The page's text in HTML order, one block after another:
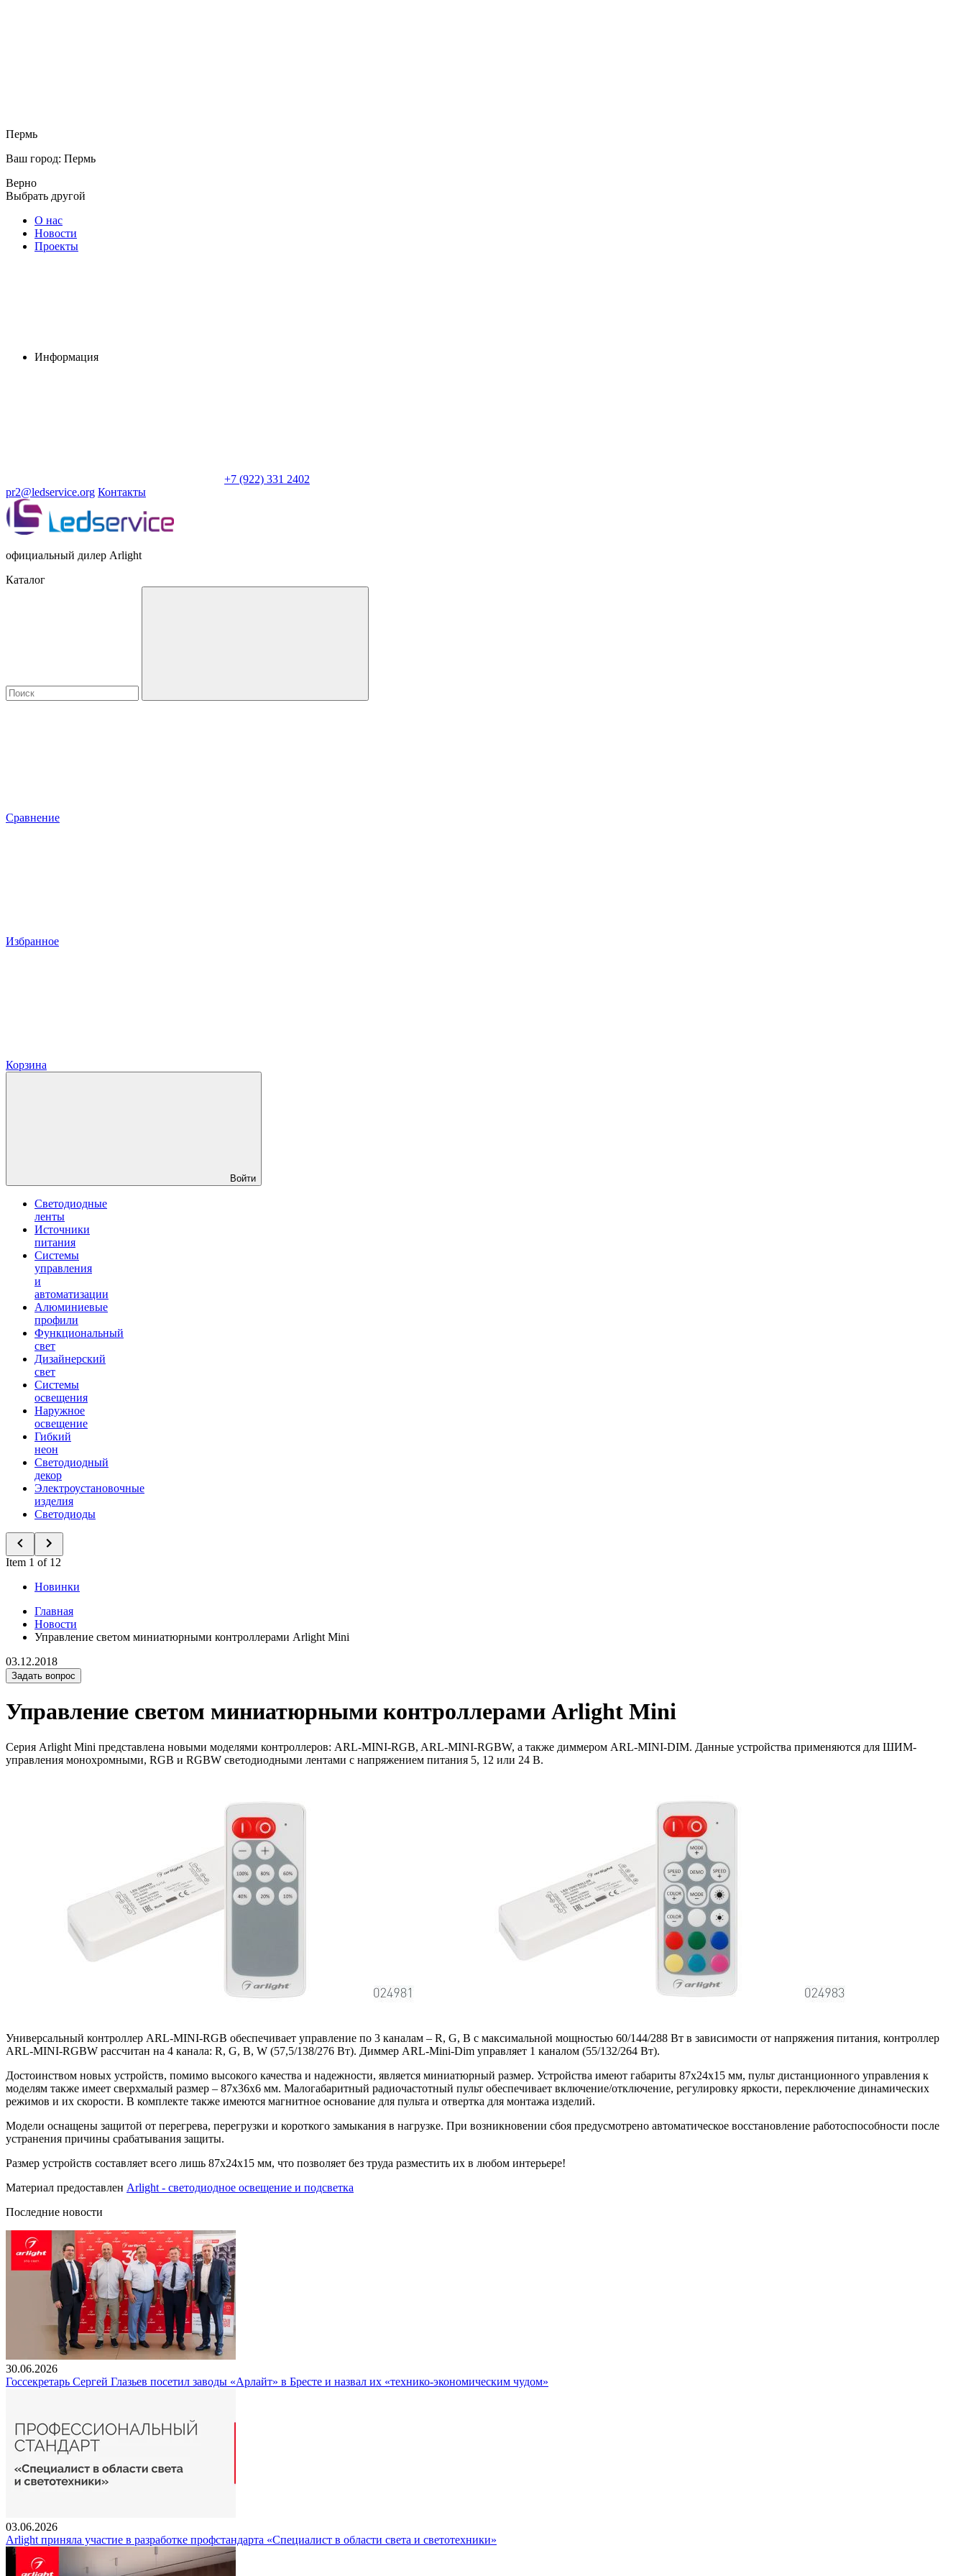
Пермь
Ваш город: Пермь
Верно
Выбрать другой
О нас
Новости
Проекты
Информация
+7 (922) 331 2402
pr2@ledservice.org Контакты
официальный дилер Arlight
Каталог
Сравнение
Избранное
Корзина
Войти
Светодиодные
ленты
Источники
питания
Системы
управления
и
автоматизации
Алюминиевые
профили
Функциональный
свет
Дизайнерский
свет
Системы
освещения
Наружное
освещение
Гибкий
неон
Светодиодный
декор
Электроустановочные
изделия
Светодиоды
Item 1 of 12
Новинки
Главная
Новости
Управление светом миниатюрными контроллерами Arlight Mini
03.12.2018
Задать вопрос
Управление светом миниатюрными контроллерами Arlight Mini
Серия Arlight Mini представлена новыми моделями контроллеров: ARL-MINI-RGB, ARL-MINI-RGBW, а также диммером ARL-MINI-DIM. Данные устройства применяются для ШИМ-
управления монохромными, RGB и RGBW светодиодными лентами с напряжением питания 5, 12 или 24 В.
Универсальный контроллер ARL-MINI-RGB обеспечивает управление по 3 каналам – R, G, B с максимальной мощностью 60/144/288 Вт в зависимости от напряжения питания, контроллер
ARL-MINI-RGBW рассчитан на 4 канала: R, G, B, W (57,5/138/276 Вт). Диммер ARL-Mini-Dim управляет 1 каналом (55/132/264 Вт).
Достоинством новых устройств, помимо высокого качества и надежности, является миниатюрный размер. Устройства имеют габариты 87x24x15 мм, пульт дистанционного управления к
моделям также имеет сверхмалый размер – 87х36х6 мм. Малогабаритный радиочастотный пульт обеспечивает включение/отключение, регулировку яркости, переключение динамических
режимов и их скорости. В комплекте также имеются магнитное основание для пульта и отвертка для монтажа изделий.
Модели оснащены защитой от перегрева, перегрузки и короткого замыкания в нагрузке. При возникновении сбоя предусмотрено автоматическое восстановление работоспособности после
устранения причины срабатывания защиты.
Размер устройств составляет всего лишь 87x24x15 мм, что позволяет без труда разместить их в любом интерьере!
Материал предоставлен Arlight - светодиодное освещение и подсветка
Последние новости
30.06.2026
Госсекретарь Сергей Глазьев посетил заводы «Арлайт» в Бресте и назвал их «технико-экономическим чудом»
03.06.2026
Arlight приняла участие в разработке профстандарта «Специалист в области света и светотехники»